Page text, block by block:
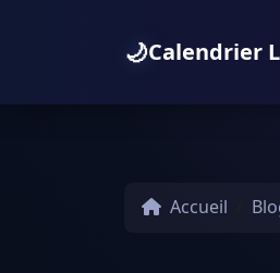
🌙Calendrier
Accueil